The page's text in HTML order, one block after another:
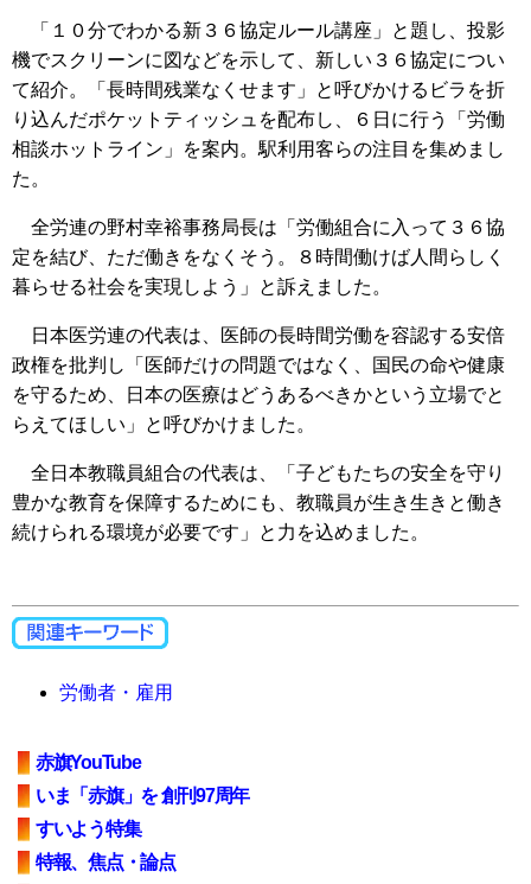
「１０分でわかる新３６協定ルール講座」と題し、投影
機でスクリーンに図などを示して、新しい３６協定につい
て紹介。「長時間残業なくせます」と呼びかけるビラを折
り込んだポケットティッシュを配布し、６日に行う「労働
相談ホットライン」を案内。駅利用客らの注目を集めまし
た。
全労連の野村幸裕事務局長は「労働組合に入って３６協
定を結び、ただ働きをなくそう。８時間働けば人間らしく
暮らせる社会を実現しよう」と訴えました。
日本医労連の代表は、医師の長時間労働を容認する安倍
政権を批判し「医師だけの問題ではなく、国民の命や健康
を守るため、日本の医療はどうあるべきかという立場でと
らえてほしい」と呼びかけました。
全日本教職員組合の代表は、「子どもたちの安全を守り
豊かな教育を保障するためにも、教職員が生き生きと働き
続けられる環境が必要です」と力を込めました。
労働者・雇用
赤旗YouTube
いま「赤旗」を 創刊97周年
すいよう特集
特報、焦点・論点